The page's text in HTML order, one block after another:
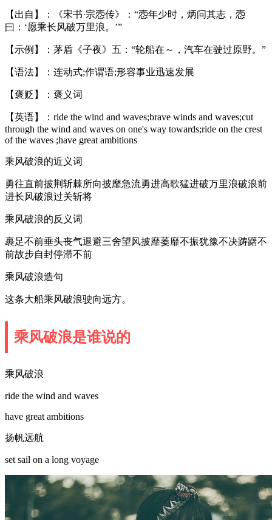
【出自】：《宋书·宗悫传》：“悫年少时，炳问其志，悫
曰：‘愿乘长风破万里浪。’”
【示例】：茅盾《子夜》五：“轮船在～，汽车在驶过原野。”
【语法】：连动式;作谓语;形容事业迅速发展
【褒贬】：褒义词
【英语】：ride the wind and waves;brave winds and waves;cut
through the wind and waves on one's way towards;ride on the crest
of the waves ;have great ambitions
乘风破浪的近义词
勇往直前披荆斩棘所向披靡急流勇进高歌猛进破万里浪破浪前
进长风破浪过关斩将
乘风破浪的反义词
裹足不前垂头丧气退避三舍望风披靡萎靡不振犹豫不决踌躇不
前故步自封停滞不前
乘风破浪造句
这条大船乘风破浪驶向远方。
乘风破浪是谁说的
乘风破浪
ride the wind and waves
have great ambitions
扬帆远航
set sail on a long voyage